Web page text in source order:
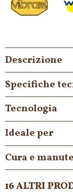
Descrizione
Specifiche
Tecnologia
Ideale per
Cura e
16 ALTRI